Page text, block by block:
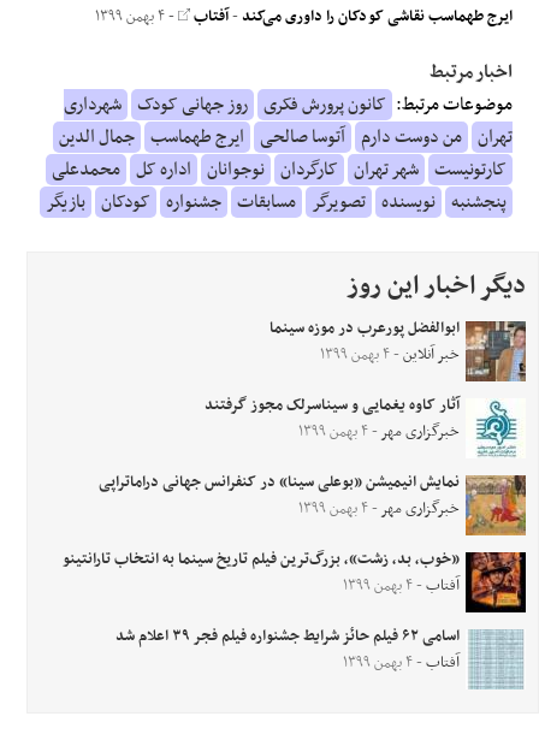
ایرج طهماسب نقاشی کودکان را داوری می‌کند-آفتاب - ۴ بهمن ۱۳۹۹
اخبار مرتبط
موضوعات مرتبط: کانون پرورش فکری روز جهانی کودک شهرداری
تهران من دوست دارم آتوسا صالحی ایرج طهماسب جمال الدین
کارتونیست شهر تهران کارگردان نوجوانان اداره کل محمدعلی
پنجشنبه نویسنده تصویرگر مسابقات جشنواره کودکان بازیگر
دیگر اخبار این روز
ابوالفضل پورعرب در موزه سینما
خبر آنلاین- ۴ بهمن ۱۳۹۹
آثار کاوه یغمایی و سیناسرلک مجوز گرفتند
خبرگزاری مهر- ۴ بهمن ۱۳۹۹
نمایش انیمیشن «بوعلی سینا» در کنفرانس جهانی دراماتراپی
خبرگزاری مهر- ۴ بهمن ۱۳۹۹
«خوب، بد، زشت»، بزرگ‌ترین فیلم تاریخ سینما به انتخاب تارانتینو
آفتاب- ۴ بهمن ۱۳۹۹
اسامی ۶۲ فیلم‌ حائز شرایط جشنواره فیلم فجر ۳۹ اعلام شد
آفتاب- ۴ بهمن ۱۳۹۹